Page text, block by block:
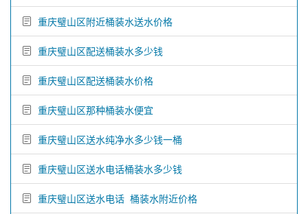
重庆璧山区附近桶装水送水价格
重庆璧山区配送桶装水多少钱
重庆璧山区配送桶装水价格
重庆璧山区那种桶装水便宜
重庆璧山区送水纯净水多少钱一桶
重庆璧山区送水电话桶装水多少钱
重庆璧山区送水电话 桶装水附近价格